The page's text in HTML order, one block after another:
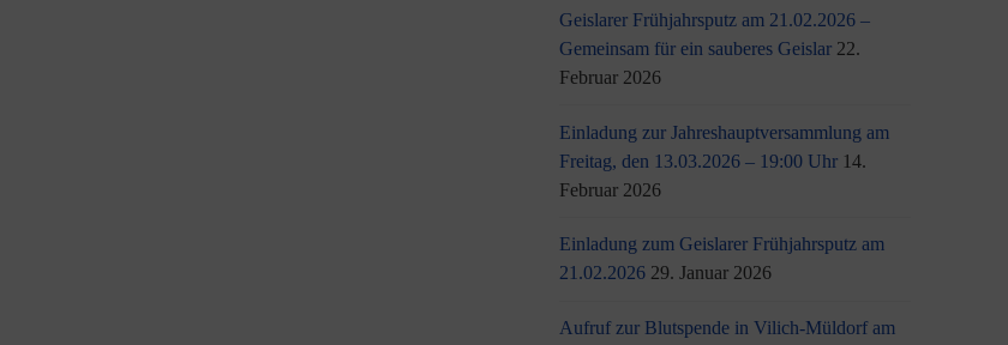
Geislarer Frühjahrsputz am 21.02.2026 –
Gemeinsam für ein sauberes Geislar 22.
Februar 2026
Einladung zur Jahreshauptversammlung am
Freitag, den 13.03.2026 – 19:00 Uhr 14.
Februar 2026
Einladung zum Geislarer Frühjahrsputz am
21.02.2026 29. Januar 2026
Aufruf zur Blutspende in Vilich-Müldorf am